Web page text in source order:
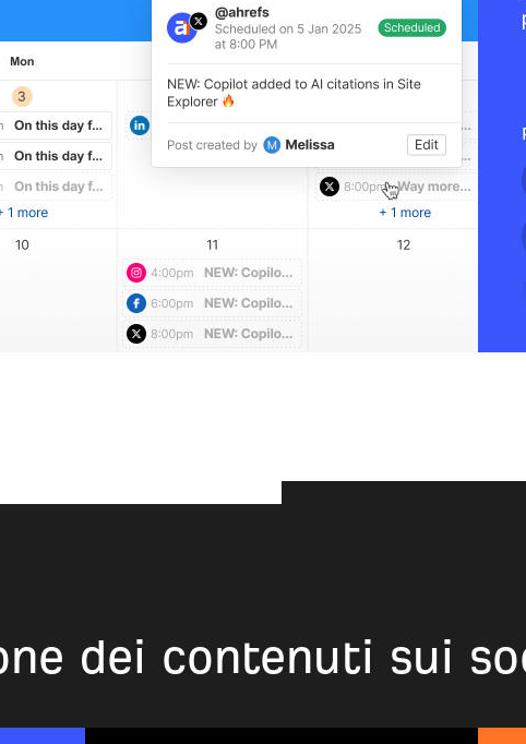
dei contenuti sui